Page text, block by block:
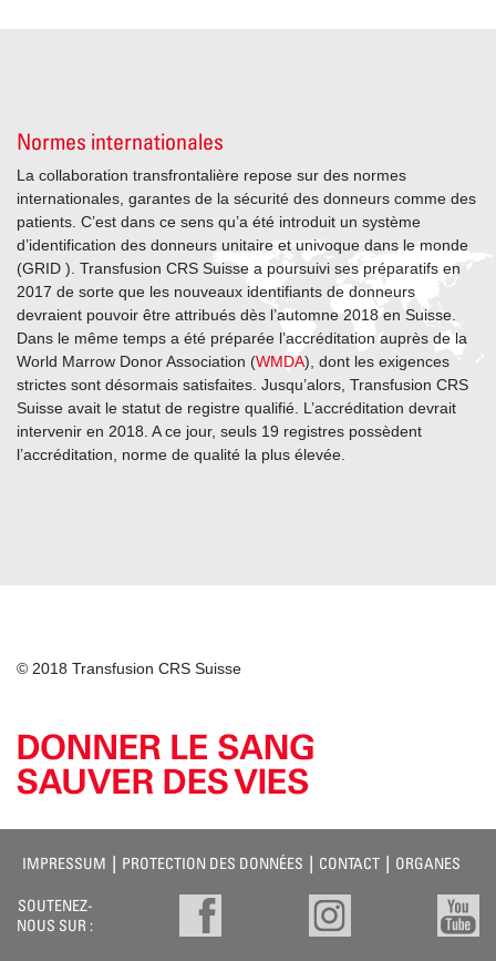
Normes internationales
La collaboration transfrontalière repose sur des normes
internationales, garantes de la sécurité des donneurs comme des
patients. C’est dans ce sens qu’a été introduit un système
d’identification des donneurs unitaire et univoque dans le monde
(GRID ). Transfusion CRS Suisse a poursuivi ses préparatifs en
2017 de sorte que les nouveaux identifiants de donneurs
devraient pouvoir être attribués dès l’automne 2018 en Suisse.
Dans le même temps a été préparée l’accréditation auprès de la
World Marrow Donor Association (WMDA), dont les exigences
strictes sont désormais satisfaites. Jusqu’alors, Transfusion CRS
Suisse avait le statut de registre qualifié. L’accréditation devrait
intervenir en 2018. A ce jour, seuls 19 registres possèdent
l’accréditation, norme de qualité la plus élevée.
© 2018 Transfusion CRS Suisse
IMPRESSUM PROTECTION DES DONNÉES CONTACT ORGANES
SOUTENEZ-
NOUS SUR :